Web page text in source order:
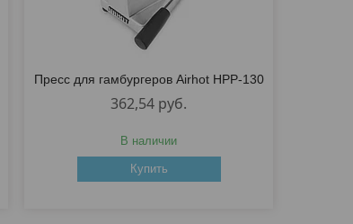
Пресс для гамбургеров Airhot HPP-130
362,54 руб.
В наличии
Купить